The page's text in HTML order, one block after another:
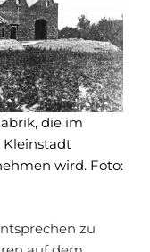
die im
Kleinstadt
wird. Foto:
zu